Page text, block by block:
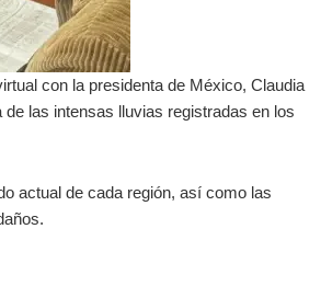
con la presidenta de México, Claudia
las intensas lluvias registradas en los
actual de cada región, así como las